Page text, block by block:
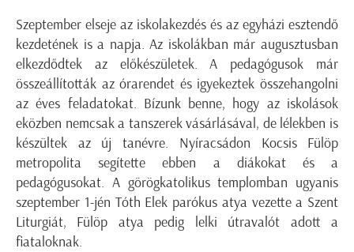
Szeptember elseje az iskolakezdés és az egyházi esztendő
kezdetének is a napja. Az iskolákban már augusztusban
elkezdődtek az előkészületek. A pedagógusok már
összeállították az órarendet és igyekeztek összehangolni
az éves feladatokat. Bízunk benne, hogy az iskolások
eközben nemcsak a tanszerek vásárlásával, de lélekben is
készültek az új tanévre. Nyíracsádon Kocsis Fülöp
metropolita segítette ebben a diákokat és a
pedagógusokat. A görögkatolikus templomban ugyanis
szeptember 1-jén Tóth Elek parókus atya vezette a Szent
Liturgiát, Fülöp atya pedig lelki útravalót adott a
fiataloknak.